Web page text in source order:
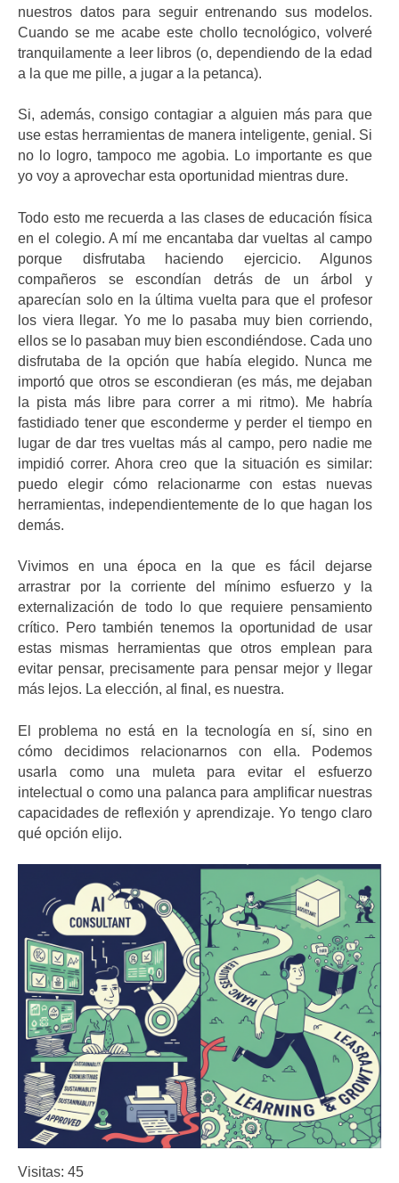
nuestros datos para seguir entrenando sus modelos.
Cuando se me acabe este chollo tecnológico, volveré
tranquilamente a leer libros (o, dependiendo de la edad
a la que me pille, a jugar a la petanca).
Si, además, consigo contagiar a alguien más para que
use estas herramientas de manera inteligente, genial. Si
no lo logro, tampoco me agobia. Lo importante es que
yo voy a aprovechar esta oportunidad mientras dure.
Todo esto me recuerda a las clases de educación física
en el colegio. A mí me encantaba dar vueltas al campo
porque disfrutaba haciendo ejercicio. Algunos
compañeros se escondían detrás de un árbol y
aparecían solo en la última vuelta para que el profesor
los viera llegar. Yo me lo pasaba muy bien corriendo,
ellos se lo pasaban muy bien escondiéndose. Cada uno
disfrutaba de la opción que había elegido. Nunca me
importó que otros se escondieran (es más, me dejaban
la pista más libre para correr a mi ritmo). Me habría
fastidiado tener que esconderme y perder el tiempo en
lugar de dar tres vueltas más al campo, pero nadie me
impidió correr. Ahora creo que la situación es similar:
puedo elegir cómo relacionarme con estas nuevas
herramientas, independientemente de lo que hagan los
demás.
Vivimos en una época en la que es fácil dejarse
arrastrar por la corriente del mínimo esfuerzo y la
externalización de todo lo que requiere pensamiento
crítico. Pero también tenemos la oportunidad de usar
estas mismas herramientas que otros emplean para
evitar pensar, precisamente para pensar mejor y llegar
más lejos. La elección, al final, es nuestra.
El problema no está en la tecnología en sí, sino en
cómo decidimos relacionarnos con ella. Podemos
usarla como una muleta para evitar el esfuerzo
intelectual o como una palanca para amplificar nuestras
capacidades de reflexión y aprendizaje. Yo tengo claro
qué opción elijo.
Visitas: 45